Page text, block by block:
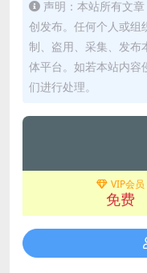
声明：本站所有文
创发布。任何个人或组
制、盗用、采集、发布
体平台。如若本站内容
们进行处理。
VIP会员
免费